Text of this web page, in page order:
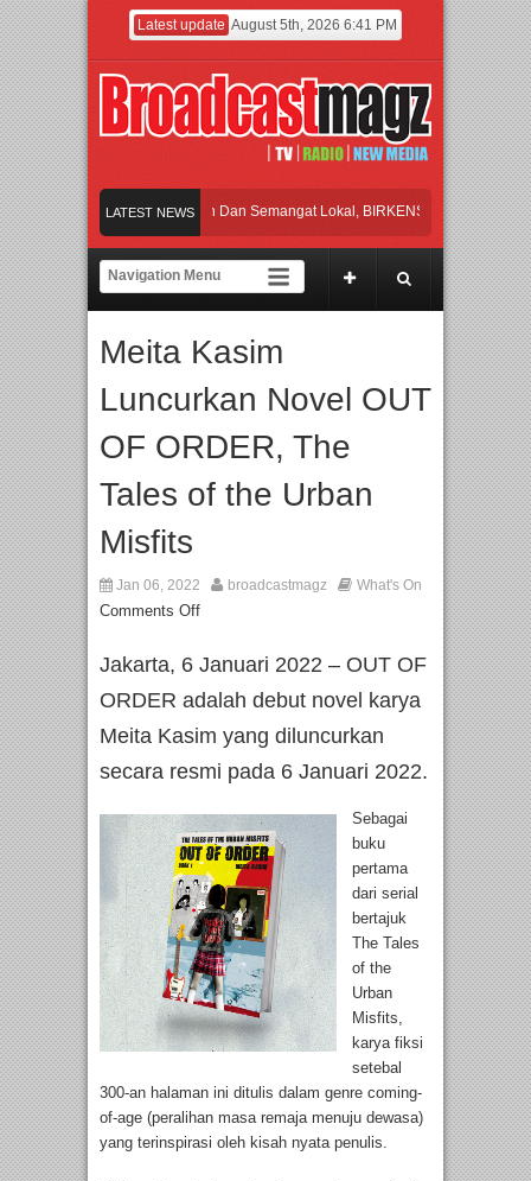
Latest update August 5th, 2026 6:41 PM
LATEST NEWS
Perpaduan Warisan Dan Semangat Lokal, BIRKENSTOCK INDONESIA
UT School, PTBA, dan Kamaju Tingkatkan Kualitas SDM melalui Basic
Eksklusif Pemain Sinetron Biarkan Hati Bicara, Febby Rastanty,
Perpaduan Warisan Dan Semangat Lokal, BIRKENSTOCK INDONESIA
Meita Kasim
Luncurkan Novel OUT
OF ORDER, The
Tales of the Urban
Misfits
Jan 06, 2022 broadcastmagz What's On
Comments Off
Jakarta, 6 Januari 2022 – OUT OF
ORDER adalah debut novel karya
Meita Kasim yang diluncurkan
secara resmi pada 6 Januari 2022.
Sebagai
buku
pertama
dari serial
bertajuk
The Tales
of the
Urban
Misfits,
karya fiksi
setebal
300-an halaman ini ditulis dalam genre coming-
of-age (peralihan masa remaja menuju dewasa)
yang terinspirasi oleh kisah nyata penulis.